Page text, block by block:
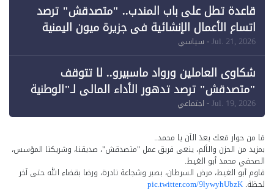
قاعدة تطل على باب المندب.. "متصدقش" ترصد
اتساع الأعمال الإنشائية في جزيرة ميون اليمنية
Jul. 21, 2026- سياسي
شكاوى العاملين ورواد ماسبيرو.. لا تتوقف
"متصدقش" ترصد تدهور الأداء المالي لـ"الوطنية
للإعلام"
Jul. 19, 2026- اجتماعي
مَا من حوار مَعك بعدَ الآن يا محمد..
بمزيد من الحزن والألم، ينعى فريق عمل "متصدقش"، صديقنا، وشريكنا المؤسس،
الصحفي محمد أبو الغيط.
قاوم أبو الغيط، مرض السرطان، بصبر وشجاعة نادرة، ورضا بقضاء الله حتى آخر
لحظة. pic.twitter.com/9lywyhUbzK